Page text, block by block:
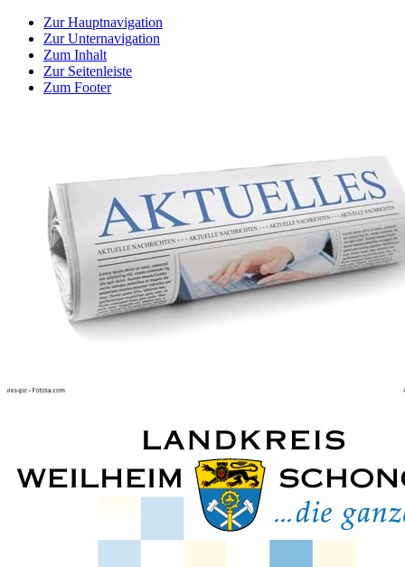
Zur Hauptnavigation
Zur Unternavigation
Zum Inhalt
Zur Seitenleiste
Zum Footer